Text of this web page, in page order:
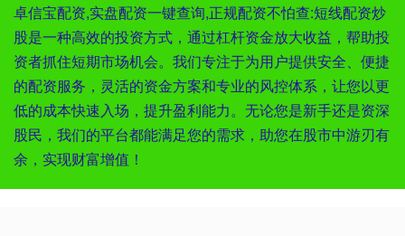
卓信宝配资,实盘配资一键查询,正规配资不怕查:短线配资炒
股是一种高效的投资方式，通过杠杆资金放大收益，帮助投
资者抓住短期市场机会。我们专注于为用户提供安全、便捷
的配资服务，灵活的资金方案和专业的风控体系，让您以更
低的成本快速入场，提升盈利能力。无论您是新手还是资深
股民，我们的平台都能满足您的需求，助您在股市中游刃有
余，实现财富增值！